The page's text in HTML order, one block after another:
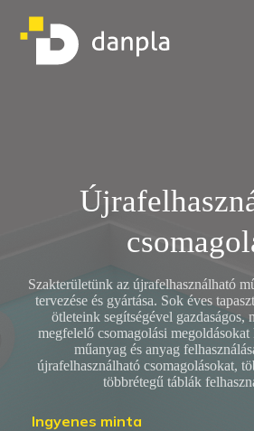
content
Szakterületünk az újrafelhasználható
tervezése és gyártása. Sok éves
ötleteink segítségével gazdaságos,
megfelelő csomagolási
műanyag és anyag
újrafelhasználható csomagolásokat,
többrétegű táblák
Ingyenes minta